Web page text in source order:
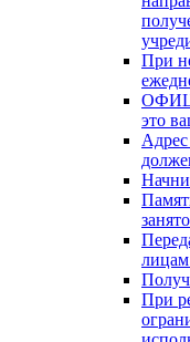
При
это
лицам
При